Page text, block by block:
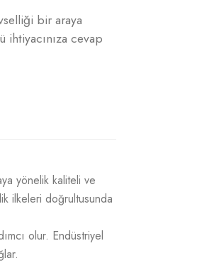
bir araya
cevap
yönelik kaliteli ve
ilkeleri doğrultusunda
olur. Endüstriyel